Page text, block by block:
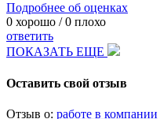
Подробнее об оценках
0 хорошо /0 плохо
ответить
ПОКАЗАТЬ ЕЩЕ
Оставить свой отзыв
Отзыв о: работе в компании